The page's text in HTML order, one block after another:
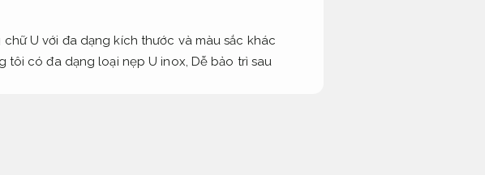
U với đa dạng kích thước và màu sắc khác
tôi có đa dạng loại nẹp U inox, Dễ bảo trì sau